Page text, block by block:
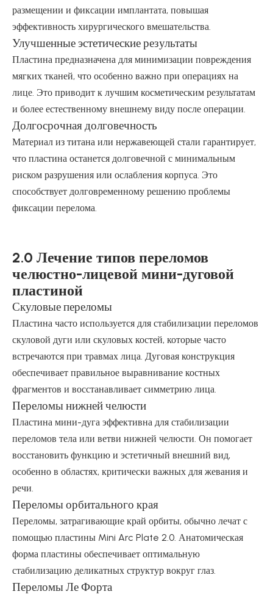
размещении и фиксации имплантата, повышая
эффективность хирургического вмешательства.
Улучшенные эстетические результаты
Пластина предназначена для минимизации повреждения
мягких тканей, что особенно важно при операциях на
лице. Это приводит к лучшим косметическим результатам
и более естественному внешнему виду после операции.
Долгосрочная долговечность
Материал из титана или нержавеющей стали гарантирует,
что пластина останется долговечной с минимальным
риском разрушения или ослабления корпуса. Это
способствует долговременному решению проблемы
фиксации перелома.
2.0 Лечение типов переломов
челюстно-лицевой мини-дуговой
пластиной
Скуловые переломы
Пластина часто используется для стабилизации переломов
скуловой дуги или скуловых костей, которые часто
встречаются при травмах лица. Дуговая конструкция
обеспечивает правильное выравнивание костных
фрагментов и восстанавливает симметрию лица.
Переломы нижней челюсти
Пластина мини-дуга эффективна для стабилизации
переломов тела или ветви нижней челюсти. Он помогает
восстановить функцию и эстетичный внешний вид,
особенно в областях, критически важных для жевания и
речи.
Переломы орбитального края
Переломы, затрагивающие край орбиты, обычно лечат с
помощью пластины Mini Arc Plate 2.0. Анатомическая
форма пластины обеспечивает оптимальную
стабилизацию деликатных структур вокруг глаз.
Переломы Ле Форта